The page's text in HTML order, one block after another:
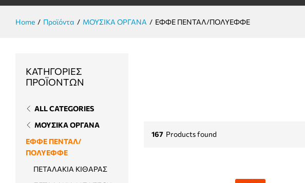
Home / Προϊόντα / ΜΟΥΣΙΚΑ ΟΡΓΑΝΑ / ΕΦΦΕ ΠΕΝΤΑΛ/ΠΟΛΥΕΦΦΕ
167 Products found
ΚΑΤΗΓΟΡΊΕΣ
ΠΡΟΪΌΝΤΩΝ
ALL CATEGORIES
ΜΟΥΣΙΚΑ ΟΡΓΑΝΑ
ΕΦΦΕ ΠΕΝΤΑΛ/
ΠΟΛΥΕΦΦΕ
ΠΕΤΑΛΑΚΙΑ ΚΙΘΑΡΑΣ